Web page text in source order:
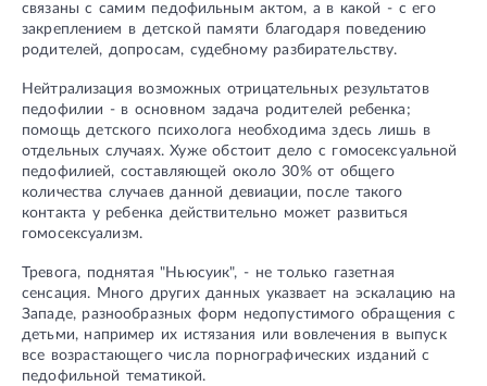
связаны с самим педофильным актом, а в какой - с его
закреплением в детской памяти благодаря поведению
родителей, допросам, судебному разбирательству.
Hейтрализация возможных отрицательных результатов
педофилии - в основном задача родителей ребенка;
помощь детского психолога необходима здесь лишь в
отдельных случаях. Хуже обстоит дело с гомосексуальной
педофилией, составляющей около 30% от общего
количества случаев данной девиации, после такого
контакта у ребенка действительно может развиться
гомосексуализм.
Тревога, поднятая "Hьюсуик", - не только газетная
сенсация. Много других данных указвает на эскалацию на
Западе, разнообразных форм недопустимого обращения с
детьми, например их истязания или вовлечения в выпуск
все возрастающего числа порнографических изданий с
педофильной тематикой.